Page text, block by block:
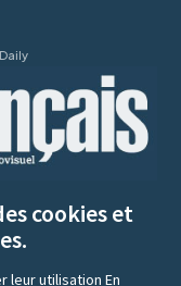
cookies et
leur utilisationEn